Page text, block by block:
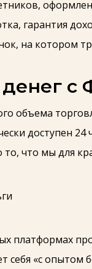
гарантия
на котором
с
объема
доступен 24
то, что мы для
платформах
себя «с опытом